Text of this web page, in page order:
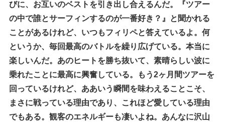
びに、お互いのベストを引き出し合えるんだ。『ツアー
の中で誰とサーフィンするのが一番好き？』と聞かれる
ことがあるけれど、いつもフィリペと答えているよ。何
というか、毎回最高のバトルを繰り広げている。本当に
楽しいんだ。あのヒートを勝ち抜いて、素晴らしい波に
乗れたことに最高に興奮している。もう2ヶ月間ツアーを
回っているけれど、ああいう瞬間を味わえることこそ、
まさに戦っている理由であり、これほど愛している理由
でもある。観客のエネルギーも凄いよね。あんなに沢山